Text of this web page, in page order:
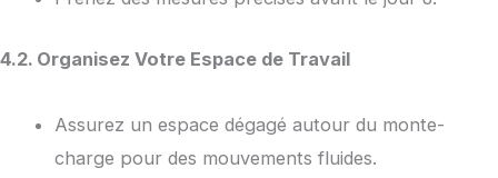
4.2. Organisez Votre Espace de Travail
Assurez un espace dégagé autour du monte-
charge pour des mouvements fluides.